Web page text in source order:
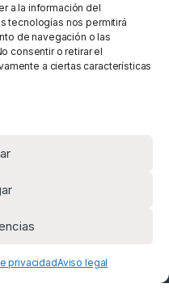
a la información del
tecnologías nos permitirá
de navegación o las
consentir o retirar el
a ciertas características
privacidadAviso legal
625